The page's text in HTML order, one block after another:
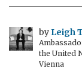
by Leigh
the United
Vienna